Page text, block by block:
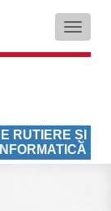
Toggle
RUTIERE ȘI
INFORMATICĂ